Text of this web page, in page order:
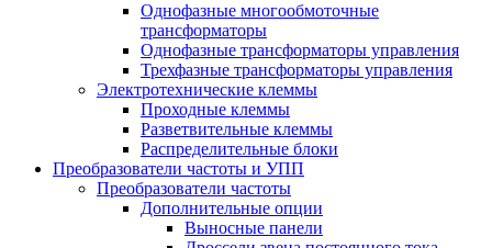
Однофазные многообмоточные
трансформаторы
Однофазные трансформаторы управления
Трехфазные трансформаторы управления
Электротехнические клеммы
Проходные клеммы
Разветвительные клеммы
Распределительные блоки
Преобразователи частоты и УПП
Преобразователи частоты
Дополнительные опции
Выносные панели